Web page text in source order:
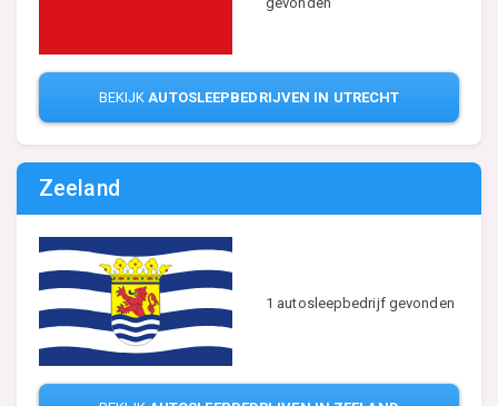
BEKIJK AUTOSLEEPBEDRIJVEN IN UTRECHT
Zeeland
1 autosleepbedrijf gevonden